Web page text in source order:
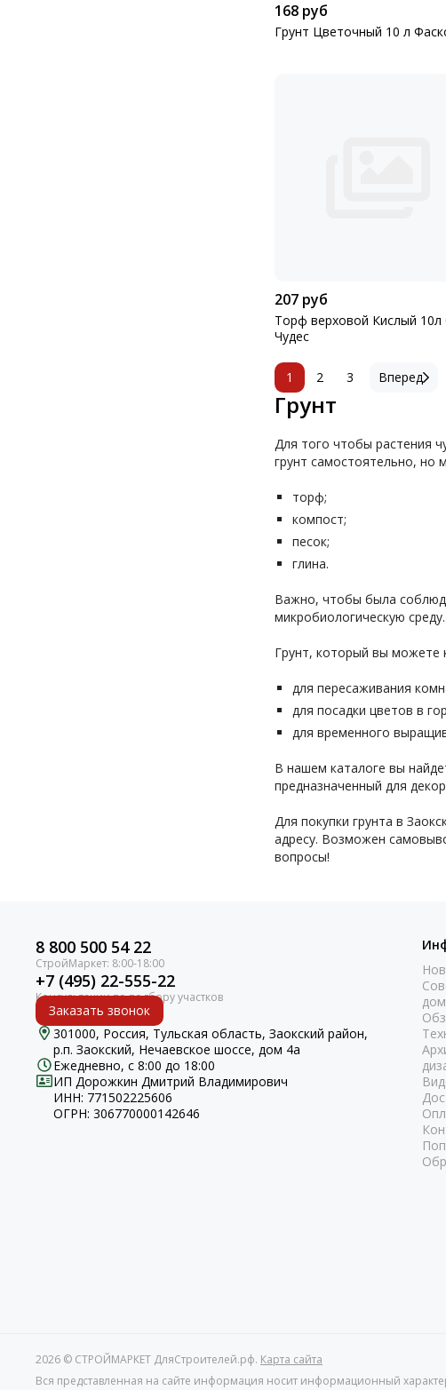
168 руб
Грунт Цветочный 10 л
207 руб
Торф верховой Кислый 10л
Чудес
1 2 3 Вперед
Грунт
Для того чтобы растения
грунт самостоятельно, но
торф;
компост;
песок;
глина.
Важно, чтобы была
микробиологическую
Грунт, который вы можете
для пересаживания
для посадки цветов в
для временного
В нашем каталоге вы
предназначенный для
Для покупки грунта в
адресу. Возможен
вопросы!
8 800 500 54 22
+7 (495) 22-555-22
Заказать звонок
301000, Россия, Тульская область, Заокский район,
р.п. Заокский, Нечаевское шоссе, дом 4а
Ежедневно, с 8:00 до 18:00
ИП Дорожкин Дмитрий Владимирович
ИНН: 771502225606
ОГРН: 306770000142646
2026 © СТРОЙМАРКЕТ ДляСтроителей.рф. Карта сайта
Вся представленная на сайте информация носит информационный